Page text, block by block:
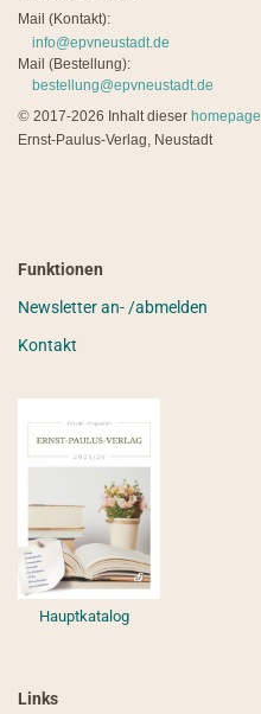
Mail (Kontakt):
info@epvneustadt.de
Mail (Bestellung):
bestellung@epvneustadt.de
© 2017-2026 Inhalt dieser homepage
Ernst-Paulus-Verlag, Neustadt
Funktionen
Newsletter an- /abmelden
Kontakt
Hauptkatalog
Links